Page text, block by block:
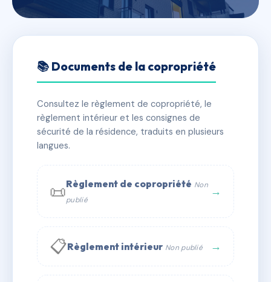
1 RUE DE NAVARRE
✓ Immatriculée 🏠 24 lots 🏗 1 bâtiment(s)
📞 Contacter Syndic Digital
📚 Documents de la copropriété
Consultez le règlement de copropriété, le
règlement intérieur et les consignes de
sécurité de la résidence, traduits en plusieurs
langues.
📜Règlement de copropriété Non
publié
→
📋Règlement intérieur Non publié →